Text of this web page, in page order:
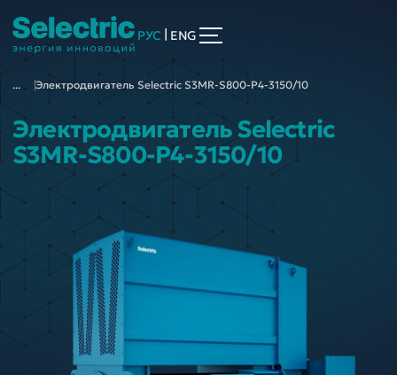
РУС ENG
... Электродвигатель Selectric S3MR-S800-P4-3150/10
Электродвигатель Selectric
S3MR-S800-P4-3150/10